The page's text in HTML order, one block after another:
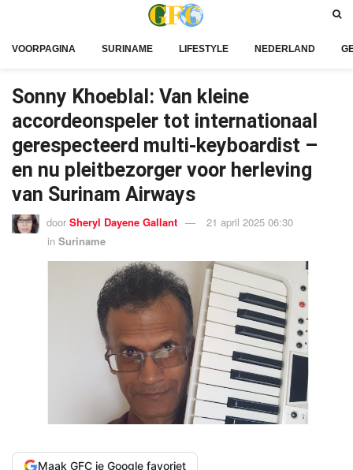
VOORPAGINA SURINAME LIFESTYLE NEDERLAND
Sonny Khoeblal: Van kleine
accordeonspeler tot internationaal
gerespecteerd multi-keyboardist –
en nu pleitbezorger voor herleving
van Surinam Airways
door Sheryl Dayene Gallant
21 april 2025 06:30
in Suriname
Maak GFC je Google favoriet